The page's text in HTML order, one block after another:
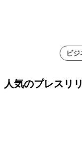
ビ
人気のプレスリ